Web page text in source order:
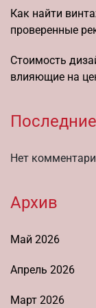
Как найти
проверенные
Стоимость
влияющие на
Нет
Архив
Май 2026
Апрель 2026
Март 2026